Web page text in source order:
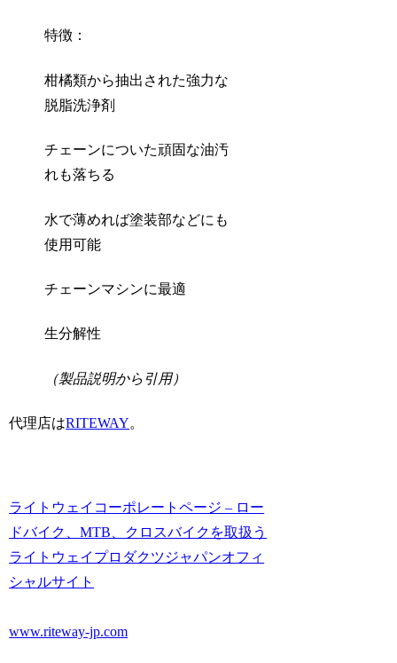
特徴：
柑橘類から抽出された強力な
脱脂洗浄剤
チェーンについた頑固な油汚
れも落ちる
水で薄めれば塗装部などにも
使用可能
チェーンマシンに最適
生分解性
（製品説明から引用）
代理店はRITEWAY。
ライトウェイコーポレートページ – ロー
ドバイク、MTB、クロスバイクを取扱う
ライトウェイプロダクツジャパンオフィ
シャルサイト
www.riteway-jp.com